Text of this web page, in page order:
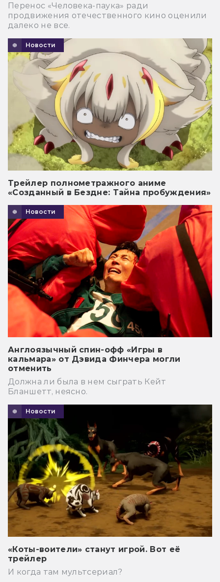
Перенос «Человека-паука» ради
продвижения отечественного кино оценили
далеко не все.
Новости
Трейлер полнометражного аниме
«Созданный в Бездне: Тайна пробуждения»
Новости
Англоязычный спин-офф «Игры в
кальмара» от Дэвида Финчера могли
отменить
Должна ли была в нем сыграть Кейт
Бланшетт, неясно.
Новости
«Коты-воители» станут игрой. Вот её
трейлер
И когда там мультсериал?